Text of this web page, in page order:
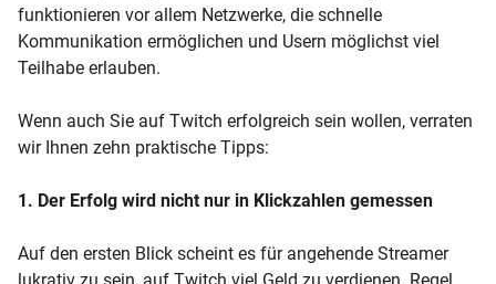
funktionieren vor allem Netzwerke, die schnelle
Kommunikation ermöglichen und Usern möglichst viel
Teilhabe erlauben.
Wenn auch Sie auf Twitch erfolgreich sein wollen, verraten
wir Ihnen zehn praktische Tipps:
1. Der Erfolg wird nicht nur in Klickzahlen gemessen
Auf den ersten Blick scheint es für angehende Streamer